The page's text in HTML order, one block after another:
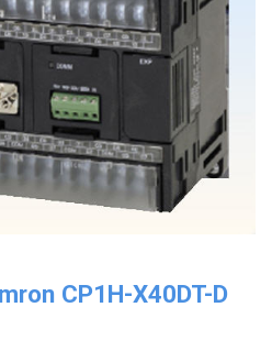
CP1H-X40DT-D